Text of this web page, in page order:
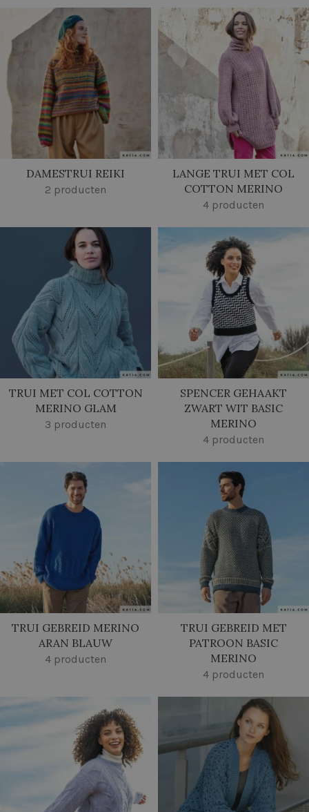
DAMESTRUI REIKI
2 producten
LANGE TRUI MET COL
COTTON MERINO
4 producten
TRUI MET COL COTTON
MERINO GLAM
3 producten
SPENCER GEHAAKT
ZWART WIT BASIC
MERINO
4 producten
TRUI GEBREID MERINO
ARAN BLAUW
4 producten
TRUI GEBREID MET
PATROON BASIC
MERINO
4 producten